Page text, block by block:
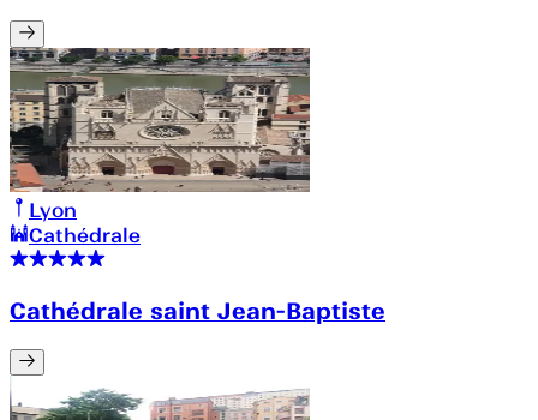
Lyon
Cathédrale
Cathédrale saint Jean-Baptiste